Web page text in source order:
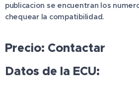
publicacion se encuentran los
chequear la compatibilidad.
Precio: Contactar
Datos de la ECU: